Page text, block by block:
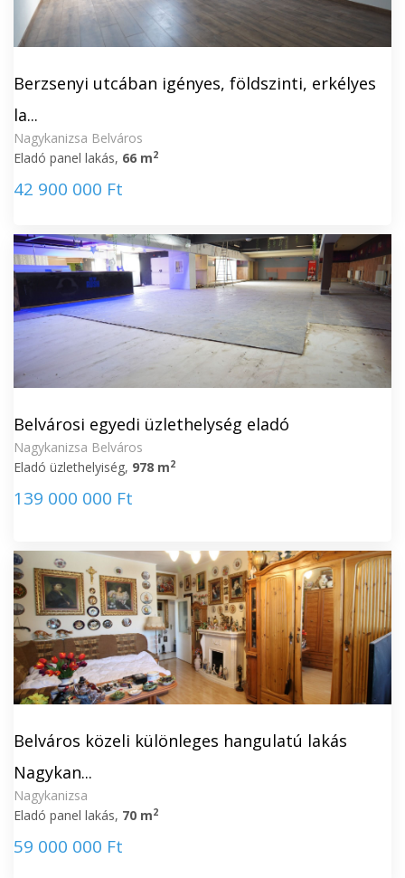
Berzsenyi utcában igényes, földszinti, erkélyes
la...
Nagykanizsa Belváros
Eladó panel lakás, 66 m2
42 900 000 Ft
Belvárosi egyedi üzlethelység eladó
Nagykanizsa Belváros
Eladó üzlethelyiség, 978 m2
139 000 000 Ft
Belváros közeli különleges hangulatú lakás
Nagykan...
Nagykanizsa
Eladó panel lakás, 70 m2
59 000 000 Ft